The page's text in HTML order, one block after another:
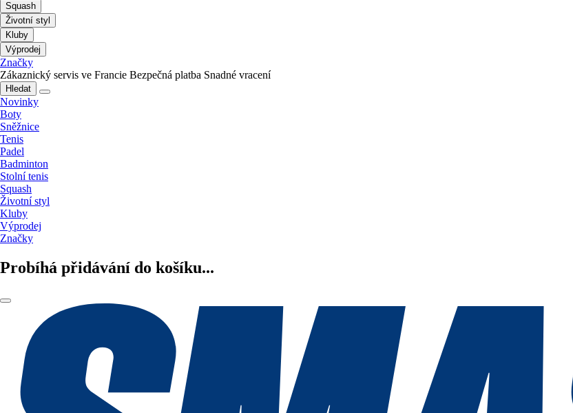
Squash
Životní styl
Kluby
Výprodej
Značky
Zákaznický servis ve Francie Bezpečná platba Snadné vracení
Hledat
Novinky
Boty
Sněžnice
Tenis
Padel
Badminton
Stolní tenis
Squash
Životní styl
Kluby
Výprodej
Značky
Probíhá přidávání do košíku...